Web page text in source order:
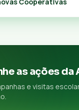
Cooperativas
as ações da
e visitas